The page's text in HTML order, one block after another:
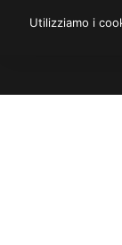
Utilizziamo i